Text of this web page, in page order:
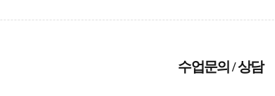
수업문의 / 상담